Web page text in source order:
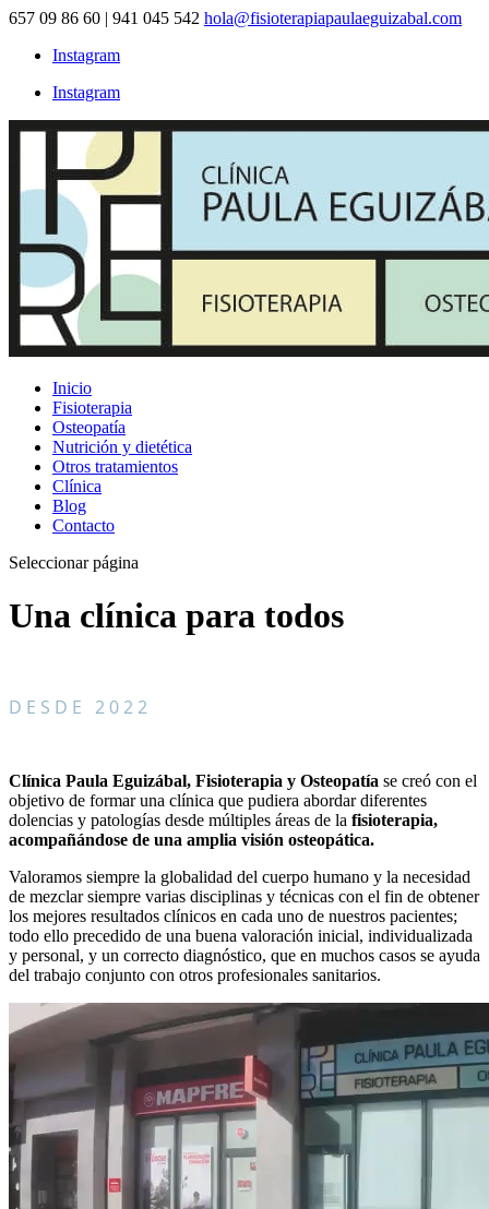
657 09 86 60 | 941 045 542 hola@fisioterapiapaulaeguizabal.com
Instagram
Instagram
Inicio
Fisioterapia
Osteopatía
Nutrición y dietética
Otros tratamientos
Clínica
Blog
Contacto
Seleccionar página
Una clínica para todos
DESDE 2022
Clínica Paula Eguizábal, Fisioterapia y Osteopatía se creó con el
objetivo de formar una clínica que pudiera abordar diferentes
dolencias y patologías desde múltiples áreas de la fisioterapia,
acompañándose de una amplia visión osteopática.
Valoramos siempre la globalidad del cuerpo humano y la necesidad
de mezclar siempre varias disciplinas y técnicas con el fin de obtener
los mejores resultados clínicos en cada uno de nuestros pacientes;
todo ello precedido de una buena valoración inicial, individualizada
y personal, y un correcto diagnóstico, que en muchos casos se ayuda
del trabajo conjunto con otros profesionales sanitarios.